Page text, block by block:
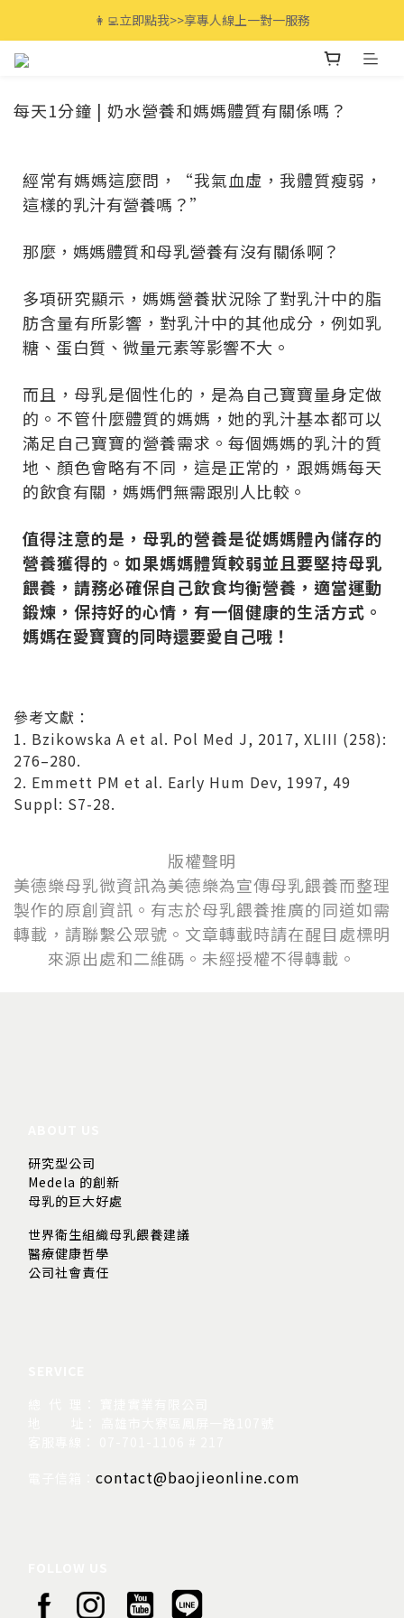
全館滿$3000免運🚚 最高享12期分期零利率!
👩‍💻立即點我>>享專人線上一對一服務
每天1分鐘 | 奶水營養和媽媽體質有關係嗎？
經常有媽媽這麼問，“我氣血虛，我體質瘦弱，
這樣的乳汁有營養嗎？”
那麼，媽媽體質和母乳營養有沒有關係啊？
多項研究顯示，媽媽營養狀況除了對乳汁中的脂
肪含量有所影響，對乳汁中的其他成分，例如乳
糖、蛋白質、微量元素等影響不大。
而且，母乳是個性化的，是為自己寶寶量身定做
的。不管什麼體質的媽媽，她的乳汁基本都可以
滿足自己寶寶的營養需求。每個媽媽的乳汁的質
地、顏色會略有不同，這是正常的，跟媽媽每天
的飲食有關，媽媽們無需跟別人比較。
值得注意的是，母乳的營養是從媽媽體內儲存的
營養獲得的。如果媽媽體質較弱並且要堅持母乳
餵養，請務必確保自己飲食均衡營養，適當運動
鍛煉，保持好的心情，有一個健康的生活方式。
媽媽在愛寶寶的同時還要愛自己哦！
參考文獻：
1. Bzikowska A et al. Pol Med J, 2017, XLIII (258):
276–280.
2. Emmett PM et al. Early Hum Dev, 1997, 49
Suppl: S7-28.
版權聲明
美德樂母乳微資訊為美德樂為宣傳母乳餵養而整理
製作的原創資訊。有志於母乳餵養推廣的同道如需
轉載，請聯繫公眾號。文章轉載時請在醒目處標明
來源出處和二維碼。未經授權不得轉載。
研究型公司
Medela 的創新
母乳的巨大好處
世界衛生組織母乳餵養建議
醫療健康哲學
公司社會責任
contact@baojieonline.com